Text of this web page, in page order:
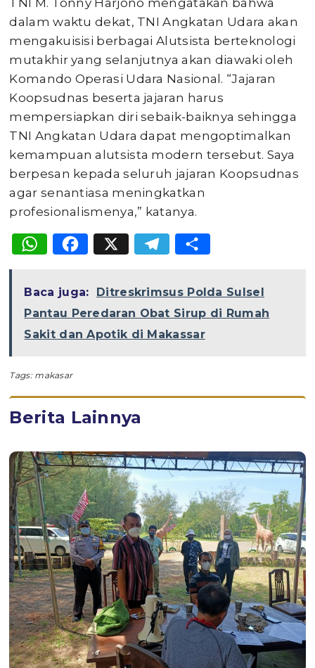
TNI M. Tonny Harjono mengatakan bahwa
dalam waktu dekat, TNI Angkatan Udara akan
mengakuisisi berbagai Alutsista berteknologi
mutakhir yang selanjutnya akan diawaki oleh
Komando Operasi Udara Nasional. “Jajaran
Koopsudnas beserta jajaran harus
mempersiapkan diri sebaik-baiknya sehingga
TNI Angkatan Udara dapat mengoptimalkan
kemampuan alutsista modern tersebut. Saya
berpesan kepada seluruh jajaran Koopsudnas
agar senantiasa meningkatkan
profesionalismenya,” katanya.
WhatsApp
Facebook
X Telegram
Baca juga:
Ditreskrimsus Polda Sulsel
Pantau Peredaran Obat Sirup di Rumah
Sakit dan Apotik di Makassar
Tags: makasar
Berita Lainnya